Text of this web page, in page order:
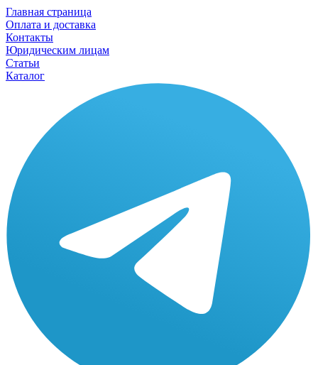
Главная страница
Оплата и доставка
Контакты
Юридическим лицам
Статьи
Каталог